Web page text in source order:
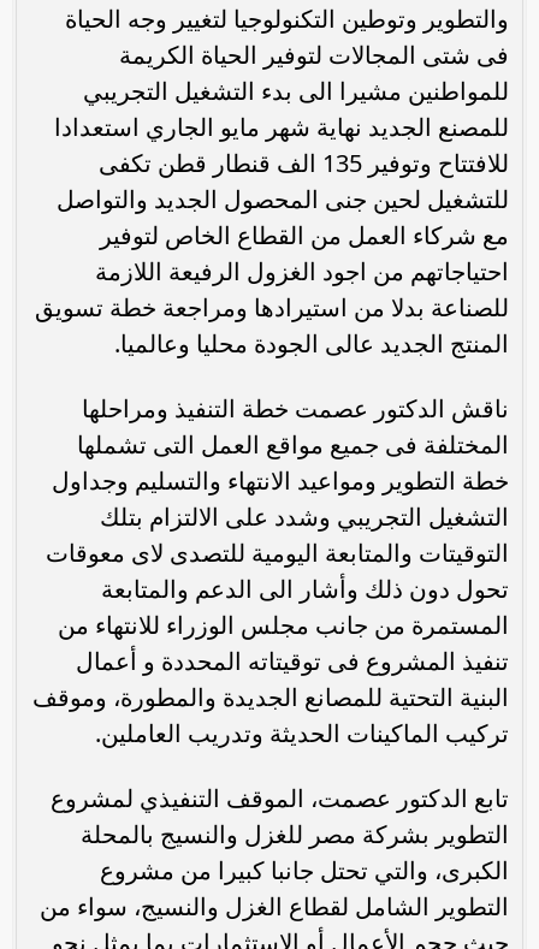
والتطوير وتوطين التكنولوجيا لتغيير وجه الحياة
فى شتى المجالات لتوفير الحياة الكريمة
للمواطنين مشيرا الى بدء التشغيل التجريبي
للمصنع الجديد نهاية شهر مايو الجاري استعدادا
للافتتاح وتوفير 135 الف قنطار قطن تكفى
للتشغيل لحين جنى المحصول الجديد والتواصل
مع شركاء العمل من القطاع الخاص لتوفير
احتياجاتهم من اجود الغزول الرفيعة اللازمة
للصناعة بدلا من استيرادها ومراجعة خطة تسويق
المنتج الجديد عالى الجودة محليا وعالميا.
ناقش الدكتور عصمت خطة التنفيذ ومراحلها
المختلفة فى جميع مواقع العمل التى تشملها
خطة التطوير ومواعيد الانتهاء والتسليم وجداول
التشغيل التجريبي وشدد على الالتزام بتلك
التوقيتات والمتابعة اليومية للتصدى لاى معوقات
تحول دون ذلك وأشار الى الدعم والمتابعة
المستمرة من جانب مجلس الوزراء للانتهاء من
تنفيذ المشروع فى توقيتاته المحددة و أعمال
البنية التحتية للمصانع الجديدة والمطورة، وموقف
تركيب الماكينات الحديثة وتدريب العاملين.
تابع الدكتور عصمت، الموقف التنفيذي لمشروع
التطوير بشركة مصر للغزل والنسيج بالمحلة
الكبرى، والتي تحتل جانبا كبيرا من مشروع
التطوير الشامل لقطاع الغزل والنسيج، سواء من
حيث حجم الأعمال أو الاستثمارات بما يمثل نحو